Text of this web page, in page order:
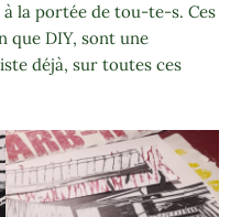
la portée de tou-te-s. Ces
que DIY, sont une
déjà, sur toutes ces